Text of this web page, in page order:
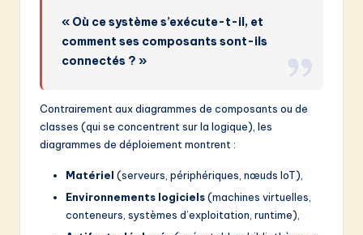
« Où ce système s’exécute-t-il, et
comment ses composants sont-ils
connectés ? »
Contrairement aux diagrammes de composants ou de
classes (qui se concentrent sur la logique), les
diagrammes de déploiement montrent :
Matériel (serveurs, périphériques, nœuds IoT),
Environnements logiciels(machines virtuelles,
conteneurs, systèmes d’exploitation, runtime),